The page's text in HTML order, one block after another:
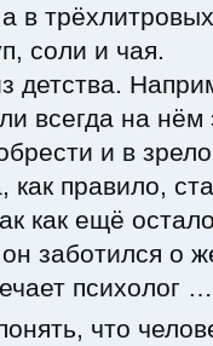
в
соли и чая.
детства.
всегда на
и в
правило,
как ещё
заботился о
психолог …
что